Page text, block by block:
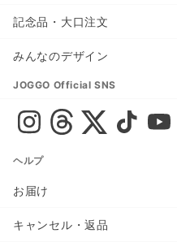
記念品・大口注文
みんなのデザイン
JOGGO Official SNS
ヘルプ
お届け
キャンセル・返品